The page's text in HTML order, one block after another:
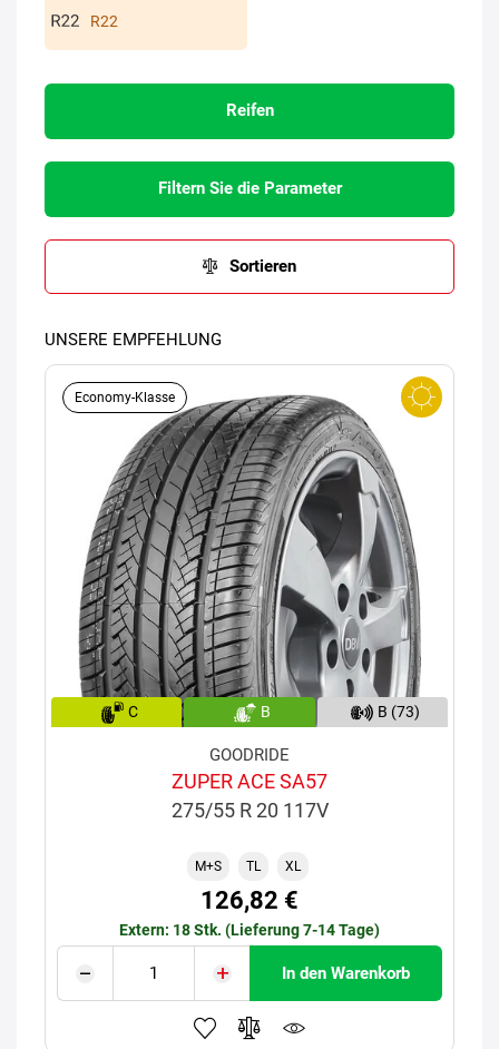
R22
Reifen
Filtern Sie die Parameter
Sortieren
UNSERE EMPFEHLUNG
Economy-Klasse
C B B (73)
GOODRIDE
ZUPER ACE SA57
275/55 R 20 117V
M+S TL XL
126,82 €
Extern: 18 Stk. (Lieferung 7-14 Tage)
In den Warenkorb